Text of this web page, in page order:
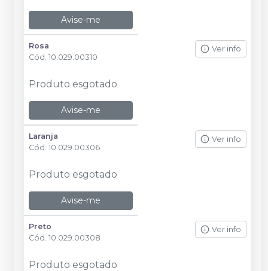
Avise-me
Rosa
Cód. 10.029.00310
Ver info
Produto esgotado
Avise-me
Laranja
Cód. 10.029.00306
Ver info
Produto esgotado
Avise-me
Preto
Cód. 10.029.00308
Ver info
Produto esgotado